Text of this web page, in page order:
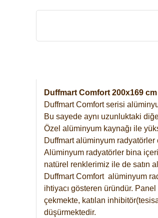
Duffmart Comfort 200x169
Duffmart Comfort serisi
Bu sayede aynı uzunluktaki
Özel alüminyum kaynağı ile
Duffmart alüminyum
Alüminyum radyatörler bina
natürel renklerimiz ile de satın
Duffmart Comfort alüminyum
ihtiyacı gösteren üründür.
çekmekte, katılan
düşürmektedir.